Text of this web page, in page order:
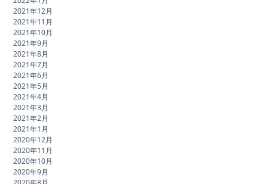
2021年12月
2021年11月
2021年10月
2021年9月
2021年8月
2021年7月
2021年6月
2021年5月
2021年4月
2021年3月
2021年2月
2021年1月
2020年12月
2020年11月
2020年10月
2020年9月